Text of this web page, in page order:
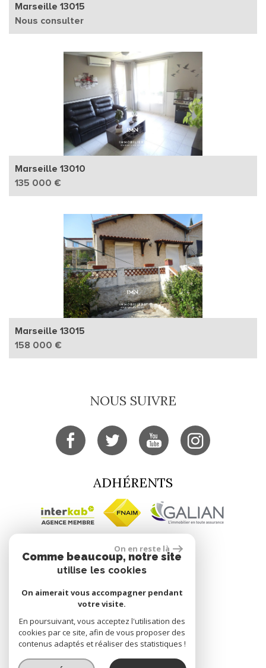
Marseille 13015
Nous consulter
Marseille 13010
135 000 €
Marseille 13015
158 000 €
NOUS SUIVRE
ADHÉRENTS
site réalisé par
On en reste là
Comme beaucoup, notre site
utilise les cookies
On aimerait vous accompagner pendant
votre visite.
En poursuivant, vous acceptez l'utilisation des
cookies par ce site, afin de vous proposer des
contenus adaptés et réaliser des statistiques !